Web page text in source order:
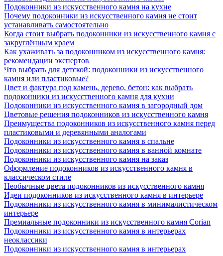
Подоконники из искусственного камня на кухне
Почему подоконники из искусственного камня не стоит
устанавливать самостоятельно
Когда стоит выбрать подоконники из искусственного камня с
закруглённым краем
Как ухаживать за подоконником из искусственного камня:
рекомендации экспертов
Что выбрать для детской: подоконники из искусственного
камня или пластиковые?
Цвет и фактура под камень, дерево, бетон: как выбрать
подоконники из искусственного камня для кухни
Подоконники из искусственного камня в загородный дом
Цветовые решения подоконников из искусственного камня
Преимущества подоконников из искусственного камня перед
пластиковыми и деревянными аналогами
Подоконники из искусственного камня в спальне
Подоконники из искусственного камня в ванной комнате
Подоконники из искусственного камня на заказ
Оформление подоконников из искусственного камня в
классическом стиле
Необычные цвета подоконников из искусственного камня
Идеи подоконников из искусственного камня в интерьере
Подоконники из искусственного камня в минималистическом
интерьере
Премиальные подоконники из искусственного камня Corian
Подоконники из искусственного камня в интерьерах
неоклассики
Подоконники из искусственного камня в интерьерах